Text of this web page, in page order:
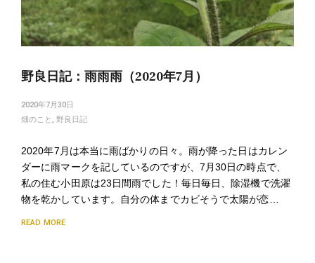
野良日記：雨雨雨（2020年7月）
2020年7月30日
畑のこと , 野良日記
2020年7月は本当に雨ばかりの日々。雨が降った日はカレン
ダーに雨マークを記しているのですが、7月30日の時点で、
私の住む小田原は23日間雨でした！毎日毎日、除湿機で洗濯
物を乾かしています。自分の体までカビそうで太陽が恋…
READ MORE